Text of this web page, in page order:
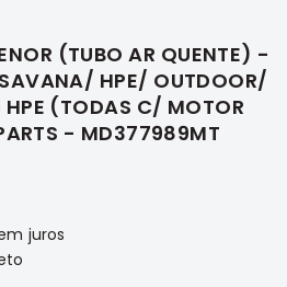
(TUBO AR QUENTE) -
HPE/ OUTDOOR/
HPE (TODAS C/ MOTOR
- MD377989MT
juros